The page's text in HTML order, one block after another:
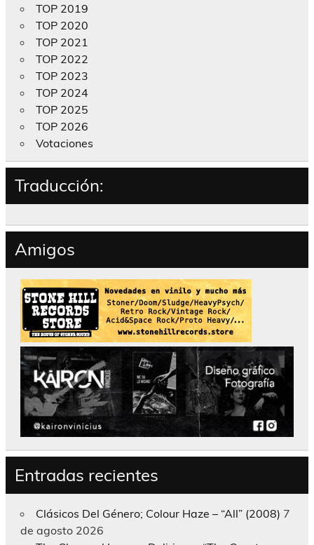
TOP 2019
TOP 2020
TOP 2021
TOP 2022
TOP 2023
TOP 2024
TOP 2025
TOP 2026
Votaciones
Traducción:
Amigos
Entradas recientes
Clásicos Del Género; Colour Haze – “All” (2008) 7
de agosto 2026